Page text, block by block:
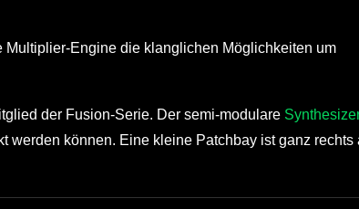
Multiplier-Engine die klanglichen Möglichkeiten um
der Fusion-Serie. Der semi-modulare
werden können. Eine kleine Patchbay ist ganz rechts